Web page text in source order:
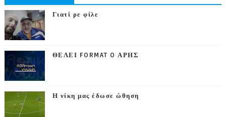
Γιατί ρε φίλε
ΘΕΛΕΙ FORMAT O ΑΡΗΣ
Η νίκη μας έδωσε ώθηση